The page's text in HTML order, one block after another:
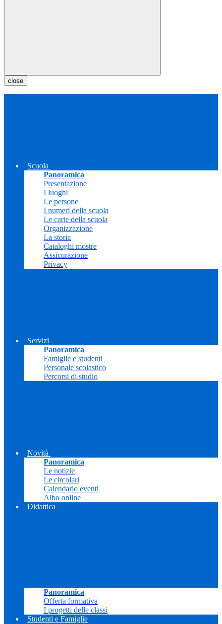
close
Scuola
Panoramica
Presentazione
I luoghi
Le persone
I numeri della scuola
Le carte della scuola
Organizzazione
La storia
Cataloghi mostre
Assicurazione
Privacy
Servizi
Panoramica
Famiglie e studenti
Personale scolastico
Percorsi di studio
Novità
Panoramica
Le notizie
Le circolari
Calendario eventi
Albo online
Didattica
Panoramica
Offerta formativa
I progetti delle classi
Studenti e Famiglie